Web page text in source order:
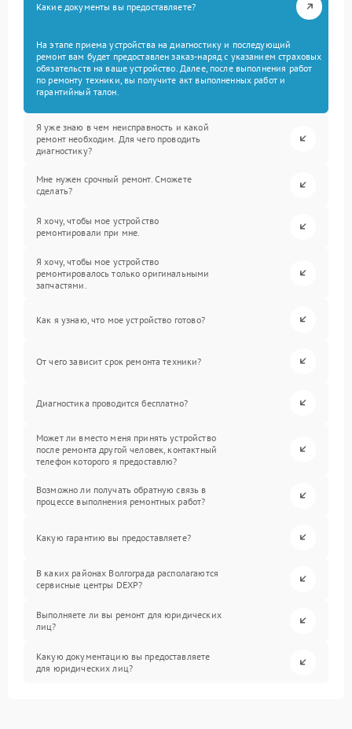
Какие документы вы предоставляете?
На этапе приема устройства на диагностику и последующий
ремонт вам будет предоставлен заказ-наряд с указанием страховых
обязательств на ваше устройство. Далее, после выполнения работ
по ремонту техники, вы получите акт выполненных работ и
гарантийный талон.
Я уже знаю в чем неисправность и какой
ремонт необходим. Для чего проводить
диагностику?
Мне нужен срочный ремонт. Сможете
сделать?
Я хочу, чтобы мое устройство
ремонтировали при мне.
Я хочу, чтобы мое устройство
ремонтировалось только оригинальными
запчастями.
Как я узнаю, что мое устройство готово?
От чего зависит срок ремонта техники?
Диагностика проводится бесплатно?
Может ли вместо меня принять устройство
после ремонта другой человек, контактный
телефон которого я предоставлю?
Возможно ли получать обратную связь в
процессе выполнения ремонтных работ?
Какую гарантию вы предоставляете?
В каких районах Волгограда располагаются
сервисные центры DEXP?
Выполняете ли вы ремонт для юридических
лиц?
Какую документацию вы предоставляете
для юридических лиц?